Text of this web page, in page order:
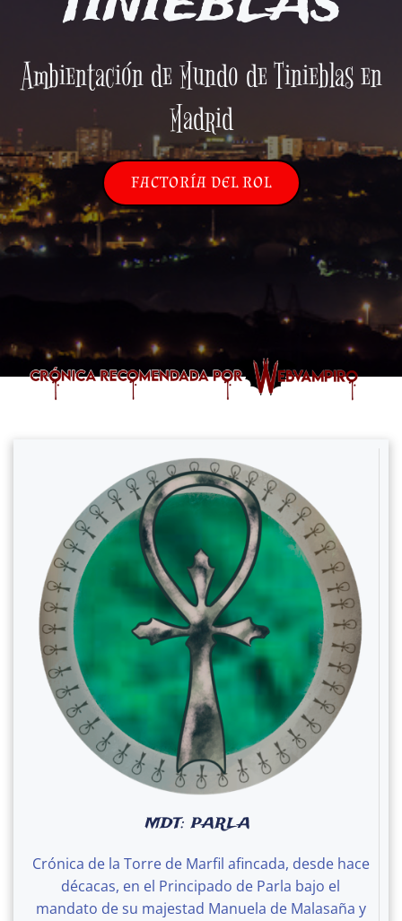
Ambientación de Mundo de Tinieblas en
Madrid
FACTORÍA DEL ROL
MDT: PARLA
Crónica de la Torre de Marfil afincada, desde hace
décacas, en el Principado de Parla bajo el
mandato de su majestad Manuela de Malasaña y